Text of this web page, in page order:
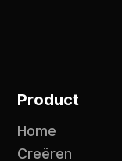
Product
Home
Creëren